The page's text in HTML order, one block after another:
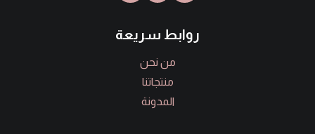
روابط سريعة
من نحن
منتجاتنا
المدونة